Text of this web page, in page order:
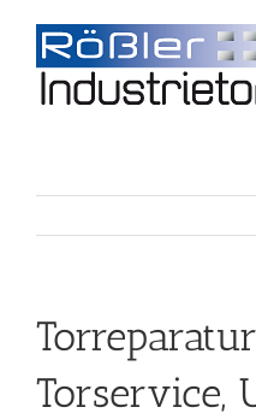
Torservice,